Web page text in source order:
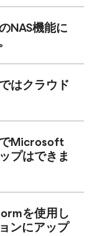
NAS機能に
はクラウド
Microsoft
プはできま
を使用し
ンにアップ